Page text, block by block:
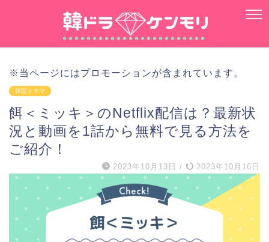
※当ページにはプロモーションが含まれています。
韓国ドラマ
餌＜ミッキ＞のNetflix配信は？最新状
況と動画を1話から無料で見る方法を
ご紹介！
2023年10月13日 / 2023年10月16日